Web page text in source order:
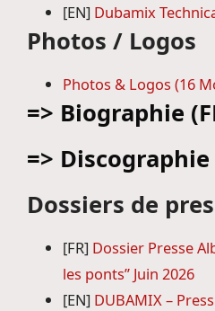
[EN] Dubamix
Photos / Logos
Photos & Logos (16
=> Biographie
=> Discographie
Dossiers de
[FR] Dossier Presse
les ponts” Juin 2026
[EN] DUBAMIX –